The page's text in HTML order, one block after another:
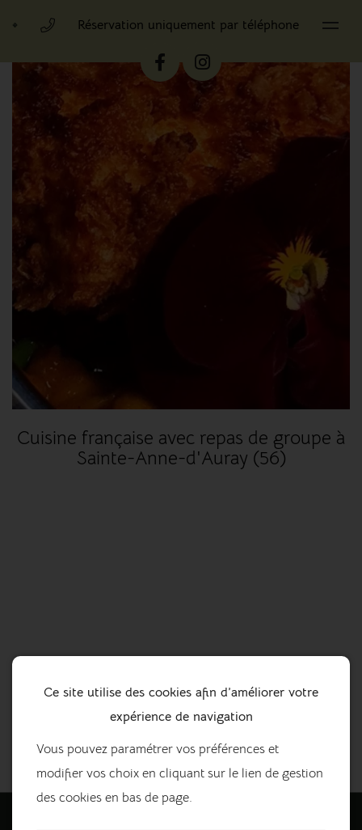
Réservation uniquement par téléphone
Cuisine française avec repas de groupe à
Sainte-Anne-d'Auray (56)
Ce site utilise des cookies afin d’améliorer votre
expérience de navigation
Vous pouvez paramétrer vos préférences et
modifier vos choix en cliquant sur le lien de gestion
des cookies en bas de page.